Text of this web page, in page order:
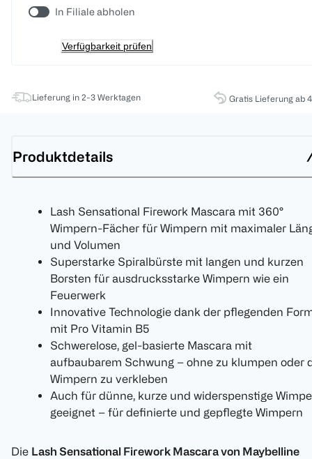
In Filiale abholen
Verfügbarkeit prüfen
Lieferung in 2-3 Werktagen Gratis Lieferung ab
Produktdetails
Lash Sensational Firework Mascara mit 360°
Wimpern-Fächer für Wimpern mit maximaler
und Volumen
Superstarke Spiralbürste mit langen und kurzen
Borsten für ausdrucksstarke Wimpern wie ein
Feuerwerk
Innovative Technologie dank der pflegenden
mit Pro Vitamin B5
Schwerelose, gel-basierte Mascara mit
aufbaubarem Schwung – ohne zu klumpen oder
Wimpern zu verkleben
Auch für dünne, kurze und widerspenstige
geeignet – für definierte und gepflegte Wimpern
Die Lash Sensational Firework Mascara von Maybelline